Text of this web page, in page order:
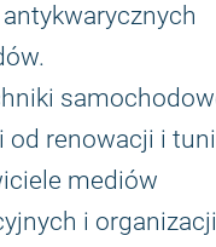
od renowacji i
mediów
i organizacji